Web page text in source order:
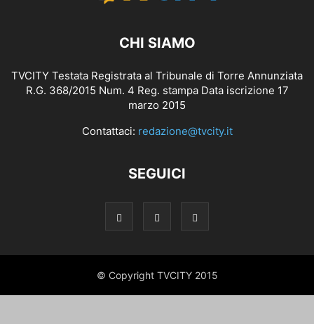
CHI SIAMO
TVCITY Testata Registrata al Tribunale di Torre Annunziata
R.G. 368/2015 Num. 4 Reg. stampa Data iscrizione 17
marzo 2015
Contattaci: redazione@tvcity.it
SEGUICI
© Copyright TVCITY 2015